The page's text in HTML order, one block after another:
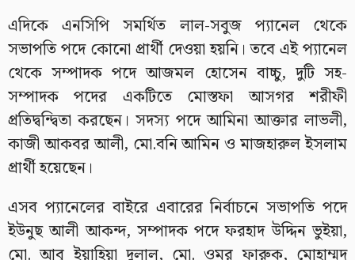
এদিকে এনসিপি সমর্থিত লাল-সবুজ প্যানেল থেকে
সভাপতি পদে কোনো প্রার্থী দেওয়া হয়নি। তবে এই প্যানেল
থেকে সম্পাদক পদে আজমল হোসেন বাচ্চু, দুটি সহ-
সম্পাদক পদের একটিতে মোস্তফা আসগর শরীফী
প্রতিদ্বন্দ্বিতা করছেন। সদস্য পদে আমিনা আক্তার লাভলী,
কাজী আকবর আলী, মো.বনি আমিন ও মাজহারুল ইসলাম
প্রার্থী হয়েছেন।
এসব প্যানেলের বাইরে এবারের নির্বাচনে সভাপতি পদে
ইউনুছ আলী আকন্দ, সম্পাদক পদে ফরহাদ উদ্দিন ভুইয়া,
মো. আবু ইয়াহিয়া দুলাল, মো. ওমর ফারুক, মোহাম্মদ